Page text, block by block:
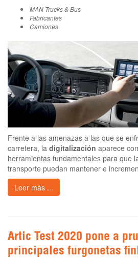
MAN Trucks & Bus
Fabricantes
Camiones
Frente a las amenazas a las que se
carretera, la digitalización aparece
herramientas fundamentales para que
transporte puedan mantener e
Leer más ...
Artic Test 2020 pone a
principales furgonetas